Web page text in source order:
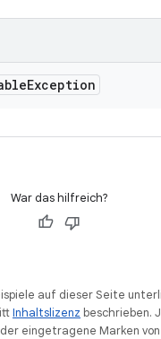
Exception
War das hilfreich?
auf dieser Seite
Inhaltslizenz beschrieben.
eingetragene Marken